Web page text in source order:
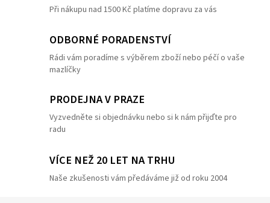
Při nákupu nad 1500 Kč platíme dopravu za vás
ODBORNÉ PORADENSTVÍ
Rádi vám poradíme s výběrem zboží nebo péčí o vaše
mazlíčky
PRODEJNA V PRAZE
Vyzvedněte si objednávku nebo si k nám přijďte pro
radu
VÍCE NEŽ 20 LET NA TRHU
Naše zkušenosti vám předáváme již od roku 2004